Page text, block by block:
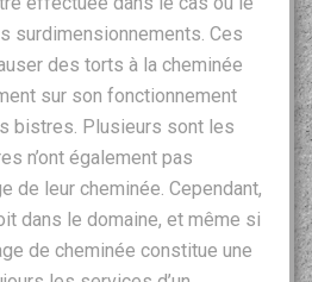
surdimensionnements. Ces
des torts à la cheminée
sur son fonctionnement
bistres. Plusieurs sont les
n’ont également pas
de leur cheminée. Cependant,
dans le domaine, et même si
de cheminée constitue une